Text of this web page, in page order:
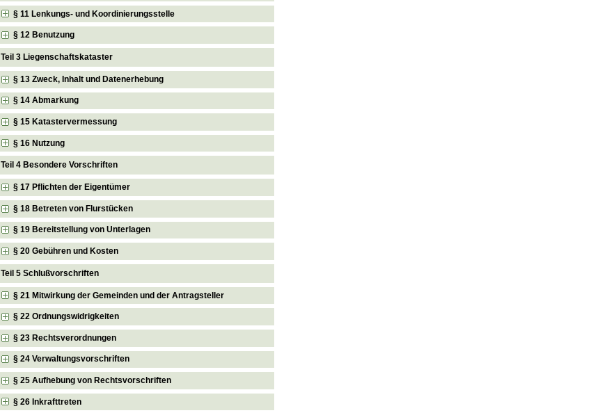
§ 11 Lenkungs- und Koordinierungsstelle
§ 12 Benutzung
Teil 3 Liegenschaftskataster
§ 13 Zweck, Inhalt und Datenerhebung
§ 14 Abmarkung
§ 15 Katastervermessung
§ 16 Nutzung
Teil 4 Besondere Vorschriften
§ 17 Pflichten der Eigentümer
§ 18 Betreten von Flurstücken
§ 19 Bereitstellung von Unterlagen
§ 20 Gebühren und Kosten
Teil 5 Schlußvorschriften
§ 21 Mitwirkung der Gemeinden und der Antragsteller
§ 22 Ordnungswidrigkeiten
§ 23 Rechtsverordnungen
§ 24 Verwaltungsvorschriften
§ 25 Aufhebung von Rechtsvorschriften
§ 26 Inkrafttreten